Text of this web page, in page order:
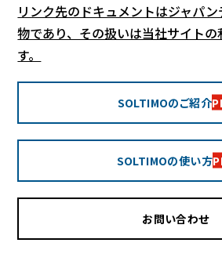
リンク先のドキュメントはジャパ
物であり、その扱いは当社サイト
す。
SOLTIMOのご紹介
SOLTIMOの使い方
お問い合わせ